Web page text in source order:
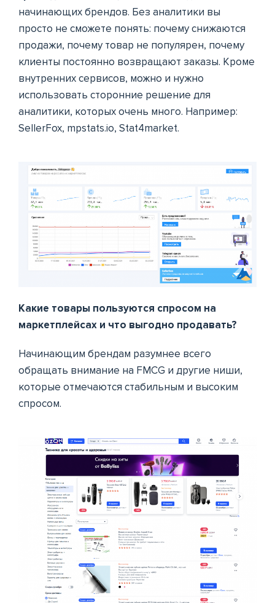
начинающих брендов. Без аналитики вы
просто не сможете понять: почему снижаются
продажи, почему товар не популярен, почему
клиенты постоянно возвращают заказы. Кроме
внутренних сервисов, можно и нужно
использовать сторонние решение для
аналитики, которых очень много. Например:
SellerFox, mpstats.io, Stat4market.
Какие товары пользуются спросом на
маркетплейсах и что выгодно продавать?
Начинающим брендам разумнее всего
обращать внимание на FMCG и другие ниши,
которые отмечаются стабильным и высоким
спросом.